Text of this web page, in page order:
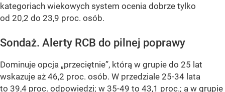
kategoriach wiekowych system ocenia dobrze tylko
od 20,2 do 23,9 proc. osób.
Sondaż. Alerty RCB do pilnej poprawy
Dominuje opcja „przeciętnie”, którą w grupie do 25 lat
wskazuje aż 46,2 proc. osób. W przedziale 25-34 lata
to 39,4 proc. odpowiedzi; w 35-49 to 43,1 proc.; a w grupie